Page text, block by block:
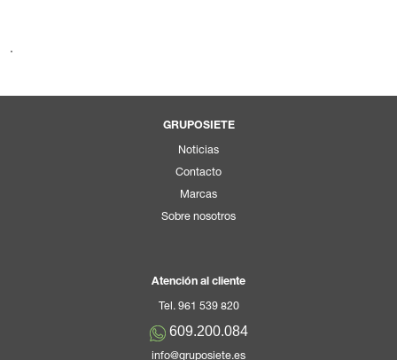
.
GRUPOSIETE
Noticias
Contacto
Marcas
Sobre nosotros
Atención al cliente
Tel. 961 539 820
609.200.084
info@gruposiete.es